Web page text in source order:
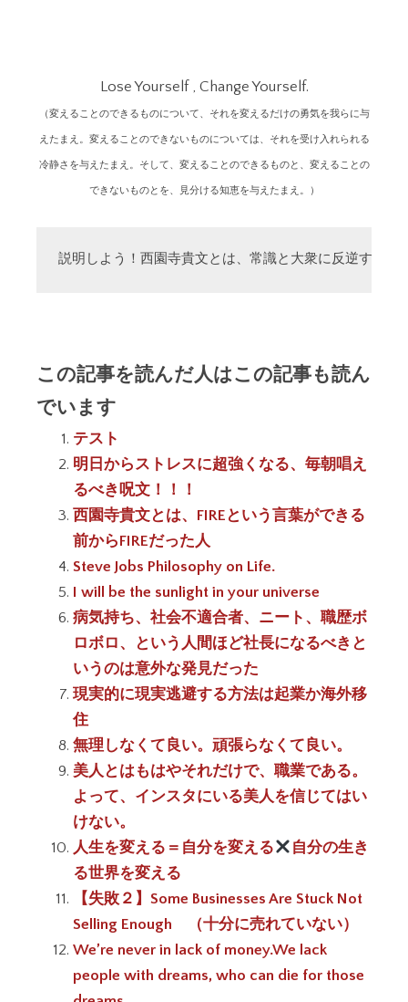
Lose Yourself , Change Yourself.
（変えることのできるものについて、それを変えるだけの勇気を我らに与
えたまえ。変えることのできないものについては、それを受け入れられる
冷静さを与えたまえ。そして、変えることのできるものと、変えることの
できないものとを、見分ける知恵を与えたまえ。）
説明しよう！西園寺貴文とは、常識と大衆に反逆する
この記事を読んだ人はこの記事も読ん
でいます
テスト
明日からストレスに超強くなる、毎朝唱え
るべき呪文！！！
西園寺貴文とは、FIREという言葉ができる
前からFIREだった人
Steve Jobs Philosophy on Life.
I will be the sunlight in your universe
病気持ち、社会不適合者、ニート、職歴ボ
ロボロ、という人間ほど社長になるべきと
いうのは意外な発見だった
現実的に現実逃避する方法は起業か海外移
住
無理しなくて良い。頑張らなくて良い。
美人とはもはやそれだけで、職業である。
よって、インスタにいる美人を信じてはい
けない。
人生を変える＝自分を変える
自分の生き
る世界を変える
【失敗２】Some Businesses Are Stuck Not
Selling Enough （十分に売れていない）
We’re never in lack of money.We lack
people with dreams, who can die for those